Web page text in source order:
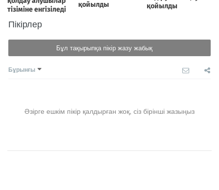
Пікірлер
Бұл тақырыпқа пікір жазу жабық
Бұрынғы
Әзірге ешкім пікір қалдырған жоқ, сіз бірінші жазыңыз